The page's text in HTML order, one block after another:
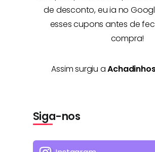
de desconto, eu ia no
esses cupons antes de
compra!
Assim surgiu a
Siga-nos